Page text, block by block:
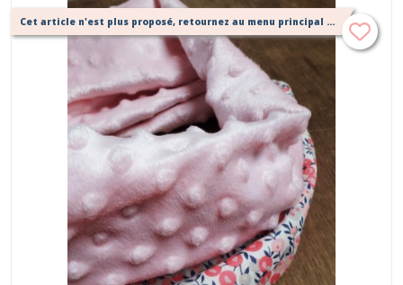
Cet article n'est plus proposé, retournez au menu principal ou contactez moi!